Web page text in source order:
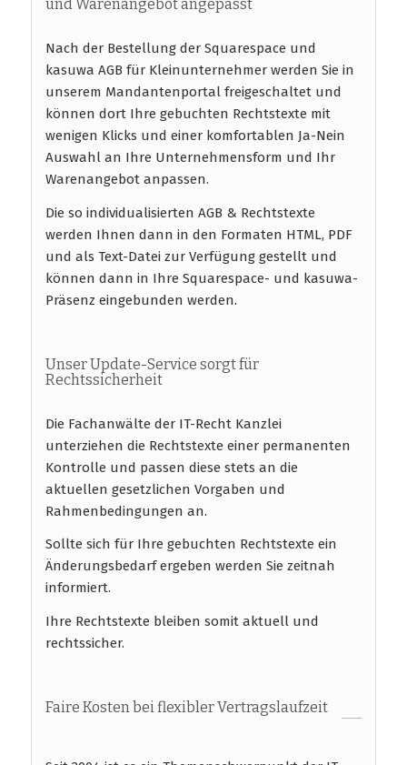
und Warenangebot angepasst
Nach der Bestellung der Squarespace und
kasuwa AGB für Kleinunternehmer werden Sie in
unserem Mandantenportal freigeschaltet und
können dort Ihre gebuchten Rechtstexte mit
wenigen Klicks und einer komfortablen Ja-Nein
Auswahl an Ihre Unternehmensform und Ihr
Warenangebot anpassen.
Die so individualisierten AGB & Rechtstexte
werden Ihnen dann in den Formaten HTML, PDF
und als Text-Datei zur Verfügung gestellt und
können dann in Ihre Squarespace- und kasuwa-
Präsenz eingebunden werden.
Unser Update-Service sorgt für
Rechtssicherheit
Die Fachanwälte der IT-Recht Kanzlei
unterziehen die Rechtstexte einer permanenten
Kontrolle und passen diese stets an die
aktuellen gesetzlichen Vorgaben und
Rahmenbedingungen an.
Sollte sich für Ihre gebuchten Rechtstexte ein
Änderungsbedarf ergeben werden Sie zeitnah
informiert.
Ihre Rechtstexte bleiben somit aktuell und
rechtssicher.
Faire Kosten bei flexibler Vertragslaufzeit